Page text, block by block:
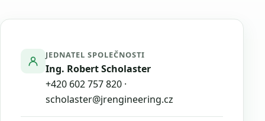
JEDNATEL SPOLEČNOSTI
Ing. Robert Scholaster
+420 602 757 820 ·
scholaster@jrengineering.cz